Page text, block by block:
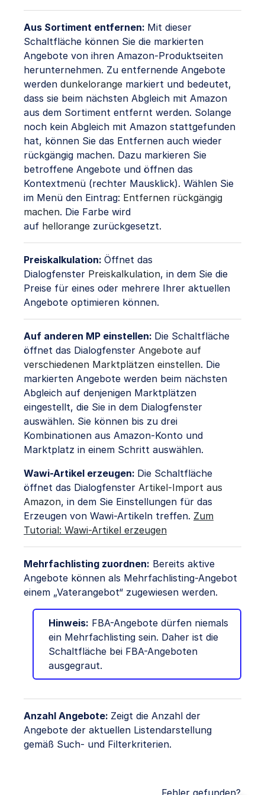
Aus Sortiment entfernen: Mit dieser
Schaltfläche können Sie die markierten
Angebote von ihren Amazon-Produktseiten
herunternehmen. Zu entfernende Angebote
werden dunkelorange markiert und bedeutet,
dass sie beim nächsten Abgleich mit Amazon
aus dem Sortiment entfernt werden. Solange
noch kein Abgleich mit Amazon stattgefunden
hat, können Sie das Entfernen auch wieder
rückgängig machen. Dazu markieren Sie
betroffene Angebote und öffnen das
Kontextmenü (rechter Mausklick). Wählen Sie
im Menü den Eintrag: Entfernen rückgängig
machen. Die Farbe wird
auf hellorange zurückgesetzt.
Preiskalkulation: Öffnet das
Dialogfenster Preiskalkulation, in dem Sie die
Preise für eines oder mehrere Ihrer aktuellen
Angebote optimieren können.
Auf anderen MP einstellen: Die Schaltfläche
öffnet das Dialogfenster Angebote auf
verschiedenen Marktplätzen einstellen. Die
markierten Angebote werden beim nächsten
Abgleich auf denjenigen Marktplätzen
eingestellt, die Sie in dem Dialogfenster
auswählen. Sie können bis zu drei
Kombinationen aus Amazon-Konto und
Marktplatz in einem Schritt auswählen.
Wawi-Artikel erzeugen: Die Schaltfläche
öffnet das Dialogfenster Artikel-Import aus
Amazon, in dem Sie Einstellungen für das
Erzeugen von Wawi-Artikeln treffen. Zum
Tutorial: Wawi-Artikel erzeugen
Mehrfachlisting zuordnen: Bereits aktive
Angebote können als Mehrfachlisting-Angebot
einem „Vaterangebot“ zugewiesen werden.
Hinweis: FBA-Angebote dürfen niemals
ein Mehrfachlisting sein. Daher ist die
Schaltfläche bei FBA-Angeboten
ausgegraut.
Anzahl Angebote: Zeigt die Anzahl der
Angebote der aktuellen Listendarstellung
gemäß Such- und Filterkriterien.
Fehler gefunden?